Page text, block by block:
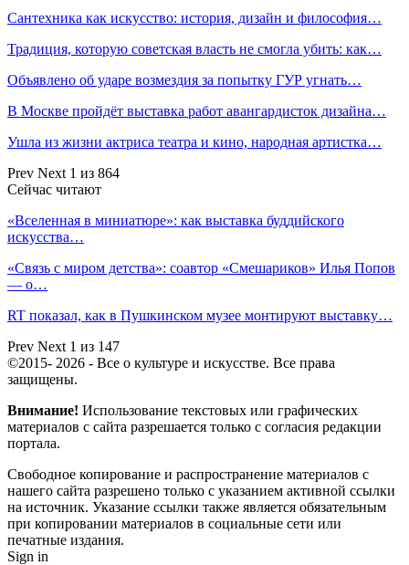
Сантехника как искусство: история, дизайн и философия…
Традиция, которую советская власть не смогла убить: как…
Объявлено об ударе возмездия за попытку ГУР угнать…
В Москве пройдёт выставка работ авангардисток дизайна…
Ушла из жизни актриса театра и кино, народная артистка…
Prev Next 1 из 864
Сейчас читают
«Вселенная в миниатюре»: как выставка буддийского
искусства…
«Связь с миром детства»: соавтор «Смешариков» Илья Попов
— о…
RT показал, как в Пушкинском музее монтируют выставку…
Prev Next 1 из 147
©2015- 2026 - Все о культуре и искусстве. Все права
защищены.
Внимание! Использование текстовых или графических
материалов с сайта разрешается только c согласия редакции
портала.
Свободное копирование и распространение материалов с
нашего сайта разрешено только с указанием активной ссылки
на источник. Указание ссылки также является обязательным
при копировании материалов в социальные сети или
печатные издания.
Sign in